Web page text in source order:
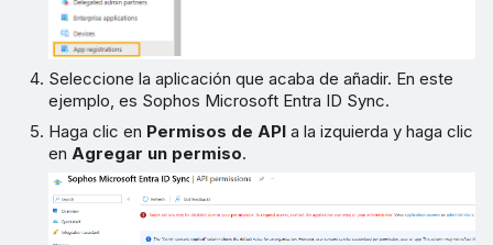
Seleccione la aplicación que acaba de añadir. En este
ejemplo, es Sophos Microsoft Entra ID Sync.
Haga clic en Permisos de API a la izquierda y haga clic
en Agregar un permiso.